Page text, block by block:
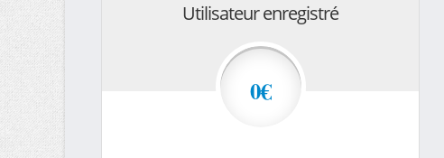
Utilisateur enregistré
0€